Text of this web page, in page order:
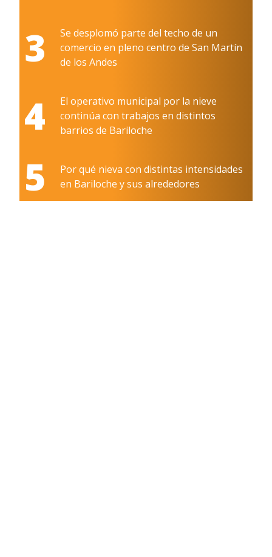
3
Se desplomó parte del techo de un
comercio en pleno centro de San Martín
de los Andes
4
El operativo municipal por la nieve
continúa con trabajos en distintos
barrios de Bariloche
5
Por qué nieva con distintas intensidades
en Bariloche y sus alrededores